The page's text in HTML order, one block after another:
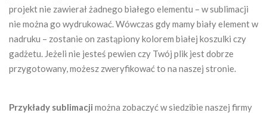
projekt nie zawierał żadnego białego elementu – w sublimacji
nie można go wydrukować. Wówczas gdy mamy biały element w
nadruku – zostanie on zastąpiony kolorem białej koszulki czy
gadżetu. Jeżeli nie jesteś pewien czy Twój plik jest dobrze
przygotowany, możesz zweryfikować to na naszej stronie.
Przykłady sublimacji można zobaczyć w siedzibie naszej firmy